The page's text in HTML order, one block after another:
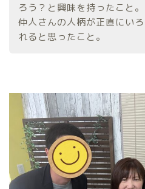
ろう？と興味を持ったこと。
仲人さんの人柄が正直にい
れると思ったこと。